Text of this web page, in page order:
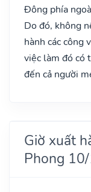
Đông phía
Do đó, không
hành các công
việc làm đó có
đến cả người
Giờ xuất
Phong